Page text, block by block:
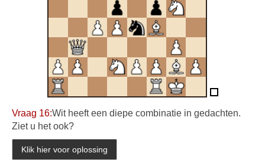
Vraag 16:Wit heeft een diepe combinatie in gedachten.
Ziet u het ook?